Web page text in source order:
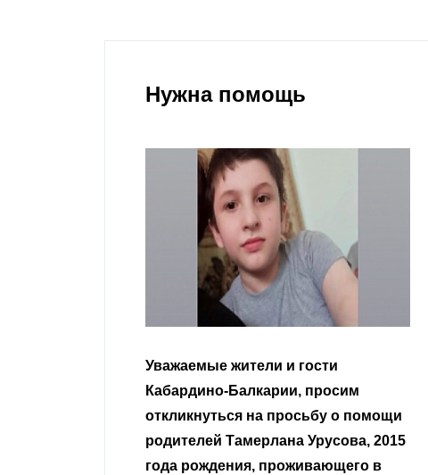
Нужна помощь
Уважаемые жители и гости
Кабардино-Балкарии, просим
откликнуться на просьбу о помощи
родителей Тамерлана Урусова, 2015
года рождения, проживающего в